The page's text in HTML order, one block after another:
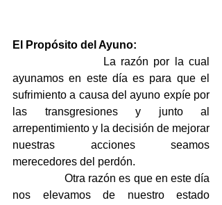
El Propósito del Ayuno:
La razón por la cual
ayunamos en este día es para que el
sufrimiento a causa del ayuno expíe por
las transgresiones y junto al
arrepentimiento y la decisión de mejorar
nuestras acciones seamos
merecedores del perdón.
Otra razón es que en este día
nos elevamos de nuestro estado